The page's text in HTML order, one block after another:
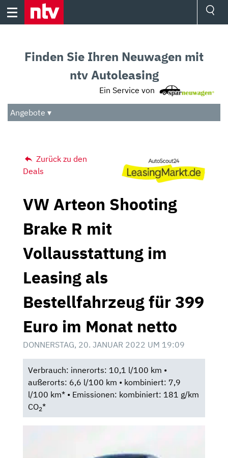
Skip
Audio
Das Beste
Finden Sie Ihren Neuwagen mit
ntv Autoleasing
Ein Service von
Angebote ▾
Zurück zu den
Deals
VW Arteon Shooting
Brake R mit
Vollausstattung im
Leasing als
Bestellfahrzeug für 399
Euro im Monat netto
DONNERSTAG, 20. JANUAR 2022 UM 19:09
Verbrauch: innerorts: 10,1 l/100 km •
außerorts: 6,6 l/100 km • kombiniert: 7,9
l/100 km* • Emissionen: kombiniert: 181 g/km
CO2*